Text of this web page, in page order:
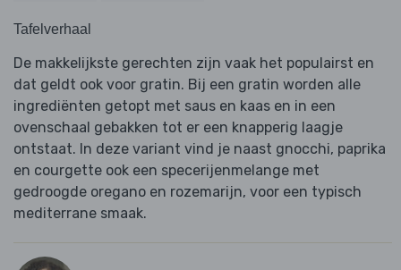
Tafelverhaal
De makkelijkste gerechten zijn vaak het populairst en
dat geldt ook voor gratin. Bij een gratin worden alle
ingrediënten getopt met saus en kaas en in een
ovenschaal gebakken tot er een knapperig laagje
ontstaat. In deze variant vind je naast gnocchi, paprika
en courgette ook een specerijenmelange met
gedroogde oregano en rozemarijn, voor een typisch
mediterrane smaak.